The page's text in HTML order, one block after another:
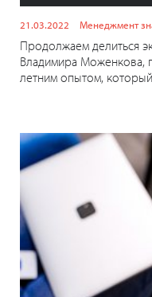
21.03.2022 Менеджмент
Продолжаем делиться
Владимира Моженкова,
летним опытом,